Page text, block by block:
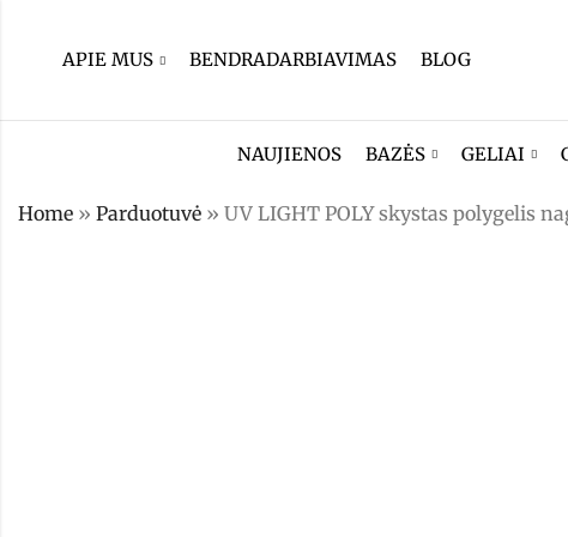
APIE MUS BENDRADARBIAVIMAS BLOG
NAUJIENOS BAZĖS GELIAI
Home » Parduotuvė » UV LIGHT POLY skystas polygelis